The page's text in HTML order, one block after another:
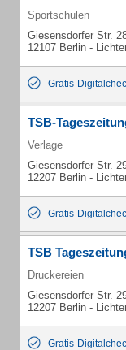
Sportschulen
Giesensdorfer Str.
12107 Berlin -
Gratis-
TSB-
Verlage
Giesensdorfer Str.
12207 Berlin -
Gratis-
TSB
Druckereien
Giesensdorfer Str.
12207 Berlin -
Gratis-